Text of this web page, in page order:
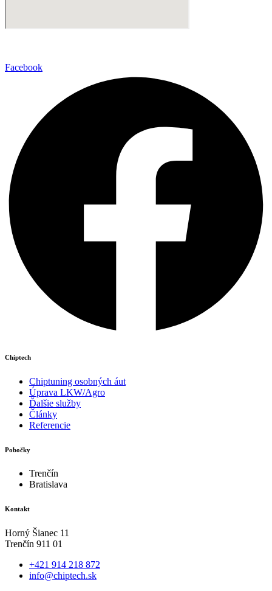
Facebook
Chiptech
Chiptuning osobných áut
Úprava LKW/Agro
Ďalšie služby
Články
Referencie
Pobočky
Trenčín
Bratislava
Kontakt
Horný Šianec 11
Trenčín 911 01
+421 914 218 872
info@chiptech.sk